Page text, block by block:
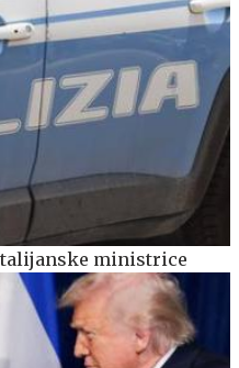
ministrice